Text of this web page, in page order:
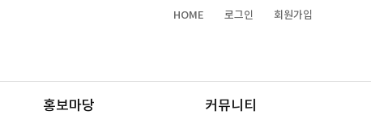
HOME 로그인 회원가입
홍보마당 커뮤니티